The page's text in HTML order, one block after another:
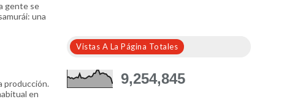
gente se
una
producción.
en
Vistas A La Página Totales
9,254,845